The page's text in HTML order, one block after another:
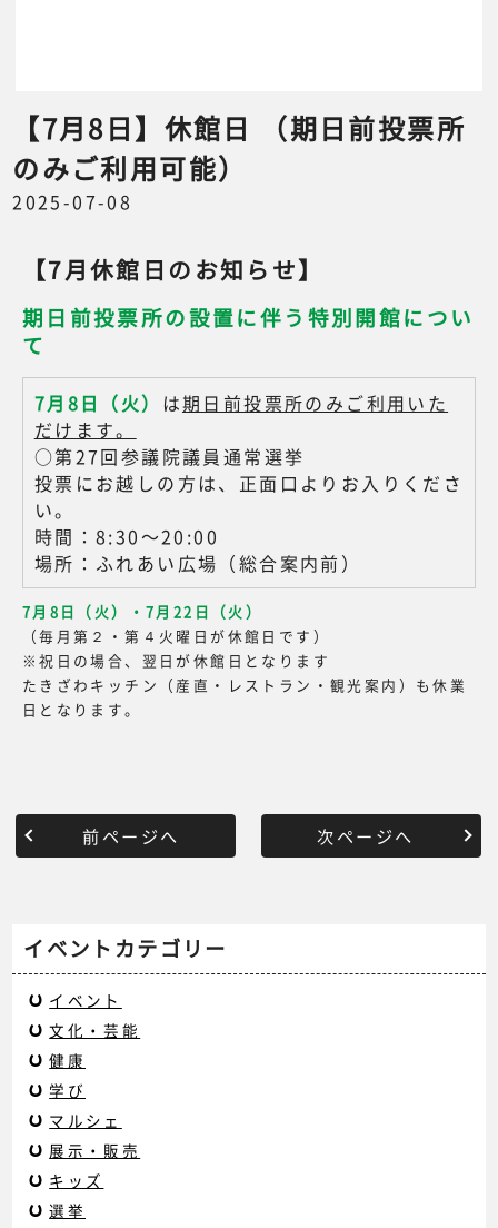
【7月8日】休館日 （期日前投票所
のみご利用可能）
2025-07-08
【7月休館日のお知らせ】
期日前投票所の設置に伴う特別開館につい
て
7月8日（火） は期日前投票所のみご利用いた
だけます。
○第27回参議院議員通常選挙
投票にお越しの方は、正面口よりお入りくださ
い。
時間：8:30〜20:00
場所：ふれあい広場（総合案内前）
7月8日（火）・7月22日（火）
（毎月第２・第４火曜日が休館日です）
※祝日の場合、翌日が休館日となります
たきざわキッチン（産直・レストラン・観光案内）も休業
日となります。
前ページへ 次ページへ
イベントカテゴリー
イベント
文化・芸能
健康
学び
マルシェ
展示・販売
キッズ
選挙